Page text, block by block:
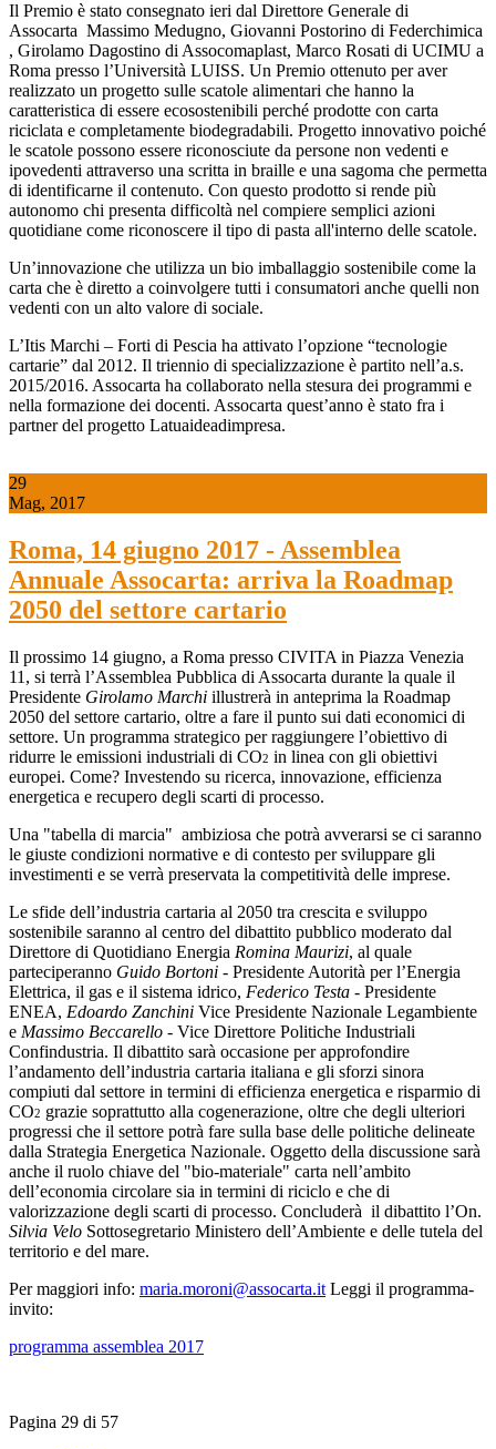
Il Premio è stato consegnato ieri dal Direttore Generale di
Assocarta Massimo Medugno, Giovanni Postorino di Federchimica
, Girolamo Dagostino di Assocomaplast, Marco Rosati di UCIMU a
Roma presso l’Università LUISS. Un Premio ottenuto per aver
realizzato un progetto sulle scatole alimentari che hanno la
caratteristica di essere ecosostenibili perché prodotte con carta
riciclata e completamente biodegradabili. Progetto innovativo poiché
le scatole possono essere riconosciute da persone non vedenti e
ipovedenti attraverso una scritta in braille e una sagoma che permetta
di identificarne il contenuto. Con questo prodotto si rende più
autonomo chi presenta difficoltà nel compiere semplici azioni
quotidiane come riconoscere il tipo di pasta all'interno delle scatole.
Un’innovazione che utilizza un bio imballaggio sostenibile come la
carta che è diretto a coinvolgere tutti i consumatori anche quelli non
vedenti con un alto valore di sociale.
L’Itis Marchi – Forti di Pescia ha attivato l’opzione “tecnologie
cartarie” dal 2012. Il triennio di specializzazione è partito nell’a.s.
2015/2016. Assocarta ha collaborato nella stesura dei programmi e
nella formazione dei docenti. Assocarta quest’anno è stato fra i
partner del progetto Latuaideadimpresa.
29
Mag, 2017
Roma, 14 giugno 2017 - Assemblea
Annuale Assocarta: arriva la Roadmap
2050 del settore cartario
Il prossimo 14 giugno, a Roma presso CIVITA in Piazza Venezia
11, si terrà l’Assemblea Pubblica di Assocarta durante la quale il
Presidente Girolamo Marchi illustrerà in anteprima la Roadmap
2050 del settore cartario, oltre a fare il punto sui dati economici di
settore. Un programma strategico per raggiungere l’obiettivo di
ridurre le emissioni industriali di CO2 in linea con gli obiettivi
europei. Come? Investendo su ricerca, innovazione, efficienza
energetica e recupero degli scarti di processo.
Una "tabella di marcia" ambiziosa che potrà avverarsi se ci saranno
le giuste condizioni normative e di contesto per sviluppare gli
investimenti e se verrà preservata la competitività delle imprese.
Le sfide dell’industria cartaria al 2050 tra crescita e sviluppo
sostenibile saranno al centro del dibattito pubblico moderato dal
Direttore di Quotidiano Energia Romina Maurizi, al quale
parteciperanno Guido Bortoni - Presidente Autorità per l’Energia
Elettrica, il gas e il sistema idrico, Federico Testa - Presidente
ENEA, Edoardo Zanchini Vice Presidente Nazionale Legambiente
e Massimo Beccarello - Vice Direttore Politiche Industriali
Confindustria. Il dibattito sarà occasione per approfondire
l’andamento dell’industria cartaria italiana e gli sforzi sinora
compiuti dal settore in termini di efficienza energetica e risparmio di
CO2 grazie soprattutto alla cogenerazione, oltre che degli ulteriori
progressi che il settore potrà fare sulla base delle politiche delineate
dalla Strategia Energetica Nazionale. Oggetto della discussione sarà
anche il ruolo chiave del "bio-materiale" carta nell’ambito
dell’economia circolare sia in termini di riciclo e che di
valorizzazione degli scarti di processo. Concluderà il dibattito l’On.
Silvia Velo Sottosegretario Ministero dell’Ambiente e delle tutela del
territorio e del mare.
Per maggiori info: maria.moroni@assocarta.it Leggi il programma-
invito:
programma assemblea 2017
Pagina 29 di 57